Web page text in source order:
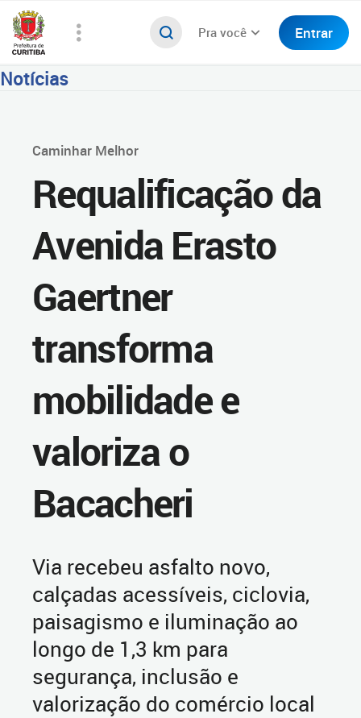
Pra você Entrar
Notícias
Caminhar Melhor
Requalificação da
Avenida Erasto
Gaertner
transforma
mobilidade e
valoriza o
Bacacheri
Via recebeu asfalto novo,
calçadas acessíveis, ciclovia,
paisagismo e iluminação ao
longo de 1,3 km para
segurança, inclusão e
valorização do comércio local